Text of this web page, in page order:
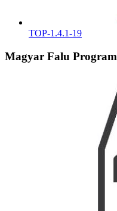
TOP-1.4.1-19
Magyar Falu Program